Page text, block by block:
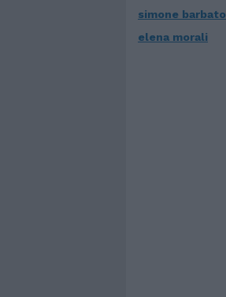
simone barbato
elena morali